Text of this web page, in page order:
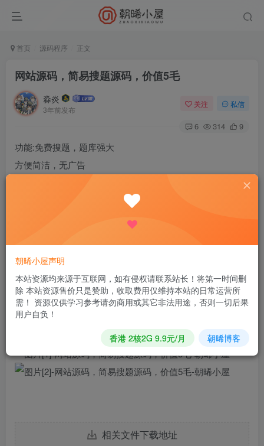
首页 源码程序 正文
网站源码，简易搜题源码，价值5毛
淼炎
3年前发布
关注 私信
6 314 9
功能:免费搜题，题库强大
方便简洁，无广告
演示站: http://119.91.106.94:8801/
用法:这是一个普通的html项目，直接把文件下载解压，上传
服务器即可，或者本地直接用浏览器打开，均可正常使用
相关文件下载地址
朝晞小屋声明
本站资源均来源于互联网，如有侵权请联系站长！将第一时间删
除 本站资源售价只是赞助，收取费用仅维持本站的日常运营所
需！ 资源仅供学习参考请勿商用或其它非法用途，否则一切后果
用户自负！
香港 2核2G 9.9元/月 朝晞博客